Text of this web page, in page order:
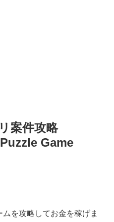
案件攻略
Game
を攻略してお金を稼げま